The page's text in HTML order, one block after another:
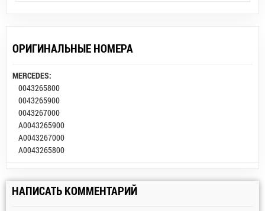
ОРИГИНАЛЬНЫЕ НОМЕРА
MERCEDES:
0043265800
0043265900
0043267000
A0043265900
A0043267000
A0043265800
НАПИСАТЬ КОММЕНТАРИЙ